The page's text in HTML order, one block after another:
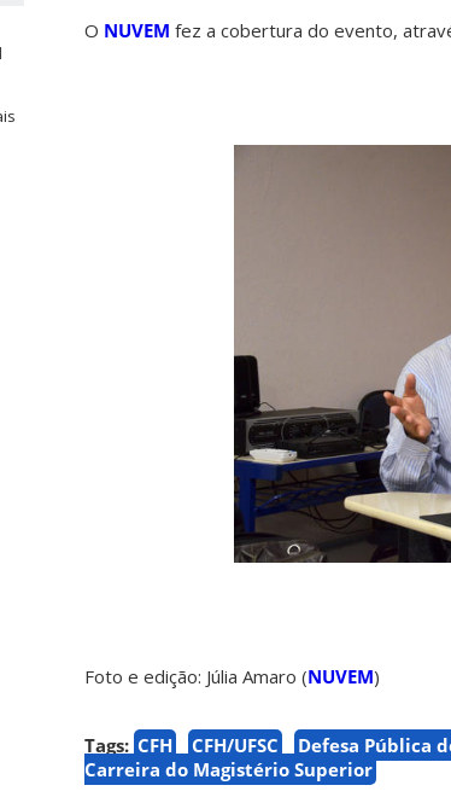
O NUVEM fez a cobertura do evento,
Foto e edição: Júlia Amaro (NUVEM)
Tags: CFH CFH/UFSC Defesa Pública
Carreira do Magistério Superior